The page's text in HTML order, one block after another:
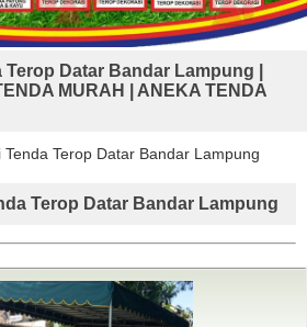
Datar Bandar Lampung |
MURAH | ANEKA TENDA
Tenda Terop Datar Bandar Lampung
Terop Datar Bandar Lampung